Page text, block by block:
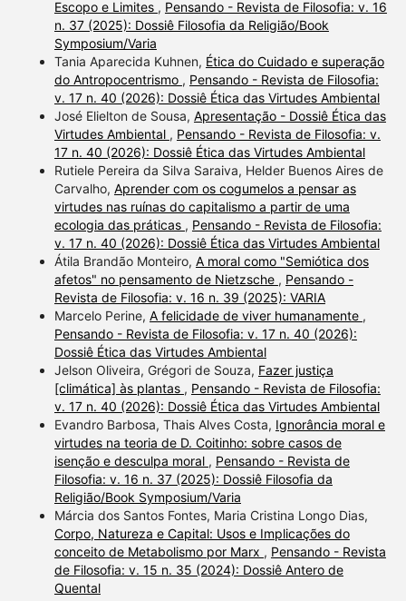
Escopo e Limites , Pensando - Revista de Filosofia: v. 16
n. 37 (2025): Dossiê Filosofia da Religião/Book
Symposium/Varia
Tania Aparecida Kuhnen, Ética do Cuidado e superação
do Antropocentrismo , Pensando - Revista de Filosofia:
v. 17 n. 40 (2026): Dossiê Ética das Virtudes Ambiental
José Elielton de Sousa, Apresentação - Dossiê Ética das
Virtudes Ambiental , Pensando - Revista de Filosofia: v.
17 n. 40 (2026): Dossiê Ética das Virtudes Ambiental
Rutiele Pereira da Silva Saraiva, Helder Buenos Aires de
Carvalho, Aprender com os cogumelos a pensar as
virtudes nas ruínas do capitalismo a partir de uma
ecologia das práticas , Pensando - Revista de Filosofia:
v. 17 n. 40 (2026): Dossiê Ética das Virtudes Ambiental
Átila Brandão Monteiro, A moral como "Semiótica dos
afetos" no pensamento de Nietzsche , Pensando -
Revista de Filosofia: v. 16 n. 39 (2025): VARIA
Marcelo Perine, A felicidade de viver humanamente ,
Pensando - Revista de Filosofia: v. 17 n. 40 (2026):
Dossiê Ética das Virtudes Ambiental
Jelson Oliveira, Grégori de Souza, Fazer justiça
[climática] às plantas , Pensando - Revista de Filosofia:
v. 17 n. 40 (2026): Dossiê Ética das Virtudes Ambiental
Evandro Barbosa, Thais Alves Costa, Ignorância moral e
virtudes na teoria de D. Coitinho: sobre casos de
isenção e desculpa moral , Pensando - Revista de
Filosofia: v. 16 n. 37 (2025): Dossiê Filosofia da
Religião/Book Symposium/Varia
Márcia dos Santos Fontes, Maria Cristina Longo Dias,
Corpo, Natureza e Capital: Usos e Implicações do
conceito de Metabolismo por Marx , Pensando - Revista
de Filosofia: v. 15 n. 35 (2024): Dossiê Antero de
Quental